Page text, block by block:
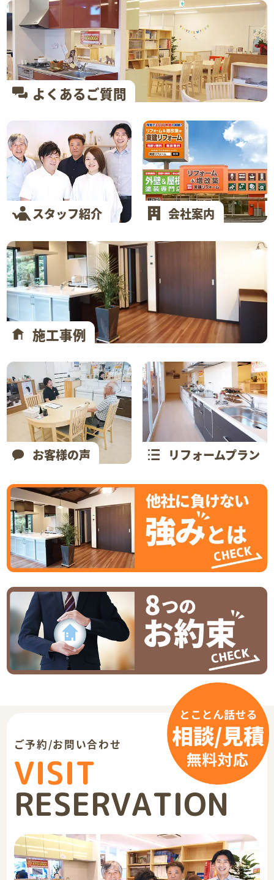
よくあるご質問
スタッフ紹介 会社案内
施工事例
お客様の声 リフォームプラン
ご予約/お問い合わせ
VISIT
RESERVATION